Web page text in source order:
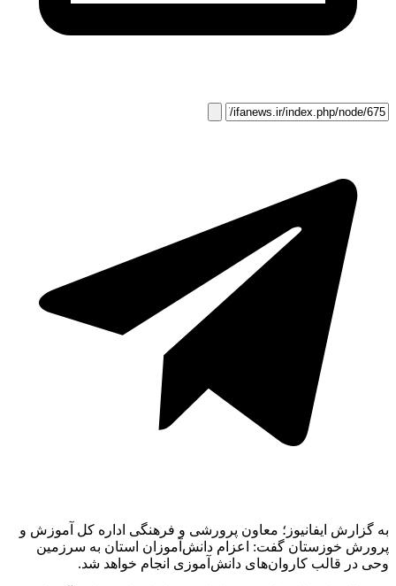
به گزارش ایفانیوز؛ معاون پرورشی و فرهنگی اداره کل آموزش و
پرورش خوزستان گفت: اعزام دانش‌آموزان استان به سرزمین
وحی در قالب کاروان‌های دانش‌آموزی انجام خواهد شد.